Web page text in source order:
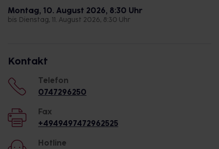
Montag, 10. August 2026, 8:30 Uhr
bis Dienstag, 11. August 2026, 8:30 Uhr
Kontakt
Telefon
0747296250
Fax
+4949497472962525
Hotline